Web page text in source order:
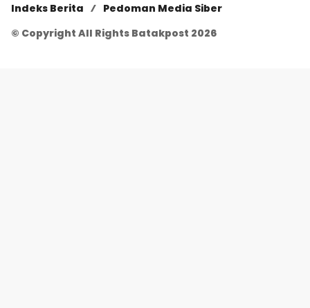
Indeks Berita
Pedoman Media Siber
© Copyright All Rights Batakpost 2026